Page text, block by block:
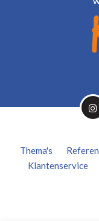
Thema's
Klantenservice